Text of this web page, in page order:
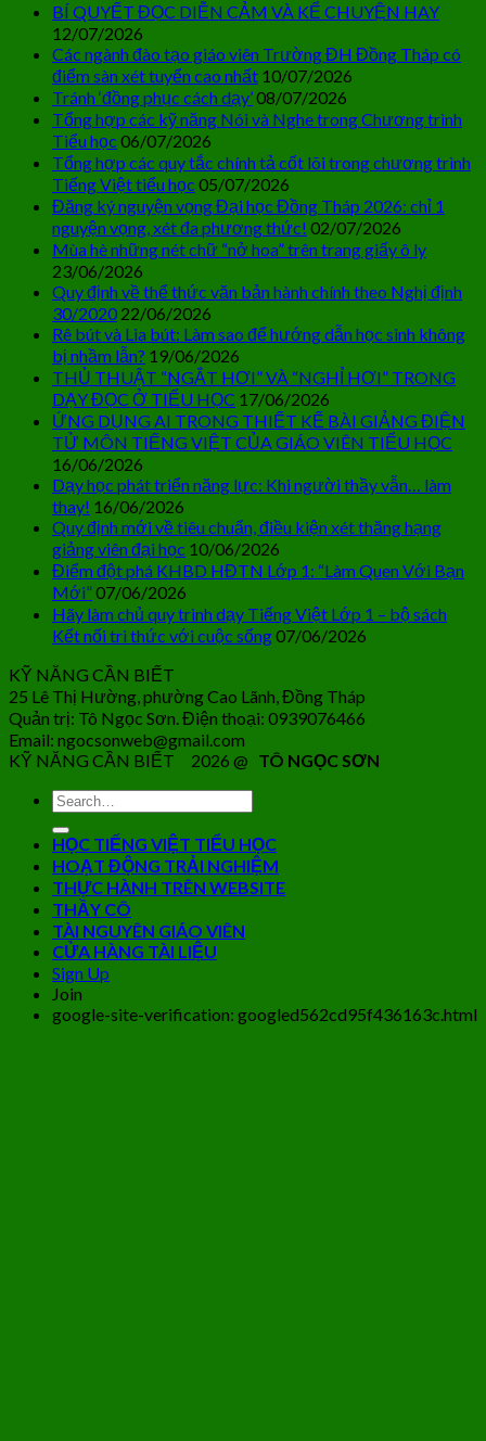
BÍ QUYẾT ĐỌC DIỄN CẢM VÀ KỂ CHUYỆN HAY
12/07/2026
Các ngành đào tạo giáo viên Trường ĐH Đồng Tháp có
điểm sàn xét tuyển cao nhất 10/07/2026
Tránh ‘đồng phục cách dạy’08/07/2026
Tổng hợp các kỹ năng Nói và Nghe trong Chương trình
Tiểu học 06/07/2026
Tổng hợp các quy tắc chính tả cốt lõi trong chương trình
Tiếng Việt tiểu học 05/07/2026
Đăng ký nguyện vọng Đại học Đồng Tháp 2026: chỉ 1
nguyện vọng, xét đa phương thức! 02/07/2026
Mùa hè những nét chữ “nở hoa” trên trang giấy ô ly
23/06/2026
Quy định về thể thức văn bản hành chính theo Nghị định
30/2020 22/06/2026
Rê bút và Lia bút: Làm sao để hướng dẫn học sinh không
bị nhầm lẫn? 19/06/2026
THỦ THUẬT “NGẮT HƠI” VÀ “NGHỈ HƠI” TRONG
DẠY ĐỌC Ở TIỂU HỌC 17/06/2026
ỨNG DỤNG AI TRONG THIẾT KẾ BÀI GIẢNG ĐIỆN
TỬ MÔN TIẾNG VIỆT CỦA GIÁO VIÊN TIỂU HỌC
16/06/2026
Dạy học phát triển năng lực: Khi người thầy vẫn… làm
thay! 16/06/2026
Quy định mới về tiêu chuẩn, điều kiện xét thăng hạng
giảng viên đại học 10/06/2026
Điểm đột phá KHBD HĐTN Lớp 1: “Làm Quen Với Bạn
Mới”07/06/2026
Hãy làm chủ quy trình dạy Tiếng Việt Lớp 1 – bộ sách
Kết nối tri thức với cuộc sống07/06/2026
KỸ NĂNG CẦN BIẾT
25 Lê Thị Hường, phường Cao Lãnh, Đồng Tháp
Quản trị: Tô Ngọc Sơn. Điện thoại: 0939076466
Email: ngocsonweb@gmail.com
KỸ NĂNG CẦN BIẾT 2026 @ TÔ NGỌC SƠN
HỌC TIẾNG VIỆT TIỂU HỌC
HOẠT ĐỘNG TRẢI NGHIỆM
THỰC HÀNH TRÊN WEBSITE
THẦY CÔ
TÀI NGUYÊN GIÁO VIÊN
CỬA HÀNG TÀI LIỆU
Sign Up
Join
google-site-verification: googled562cd95f436163c.html